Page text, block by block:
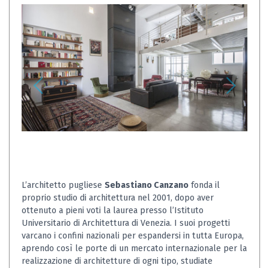
L’architetto pugliese Sebastiano Canzano fonda il
proprio studio di architettura nel 2001, dopo aver
ottenuto a pieni voti la laurea presso l’Istituto
Universitario di Architettura di Venezia. I suoi progetti
varcano i confini nazionali per espandersi in tutta Europa,
aprendo così le porte di un mercato internazionale per la
realizzazione di architetture di ogni tipo, studiate